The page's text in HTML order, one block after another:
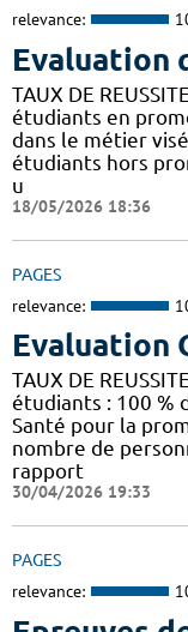
relevance:
Evaluation
TAUX DE
étudiants en
dans le métier
étudiants hors
u
18/05/2026 18:36
PAGES
relevance:
Evaluation
TAUX DE
étudiants : 100 %
Santé pour la
nombre de
rapport
30/04/2026 19:33
PAGES
relevance: